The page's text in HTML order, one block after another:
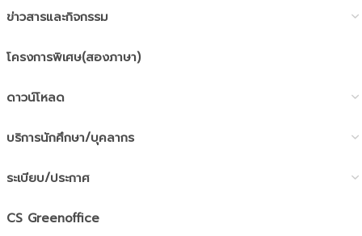
ข่าวสารและกิจกรรม
โครงการพิเศษ(สองภาษา)
ดาวน์โหลด
บริการนักศึกษา/บุคลากร
ระเบียบ/ประกาศ
CS Greenoffice